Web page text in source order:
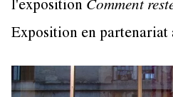
l'exposition Comment
Exposition en partenariat